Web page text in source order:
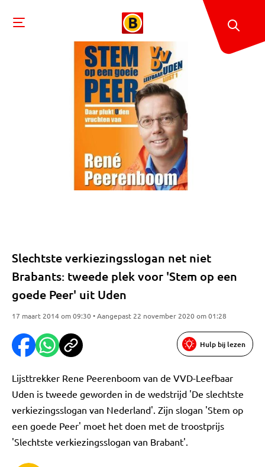
Slechtste verkiezingsslogan net niet
Brabants: tweede plek voor 'Stem op een
goede Peer' uit Uden
17 maart 2014 om 09:30 • Aangepast 22 november 2020 om 01:28
Hulp bij lezen
Lijsttrekker Rene Peerenboom van de VVD-Leefbaar
Uden is tweede geworden in de wedstrijd 'De slechtste
verkiezingsslogan van Nederland'. Zijn slogan 'Stem op
een goede Peer' moet het doen met de troostprijs
'Slechtste verkiezingsslogan van Brabant'.